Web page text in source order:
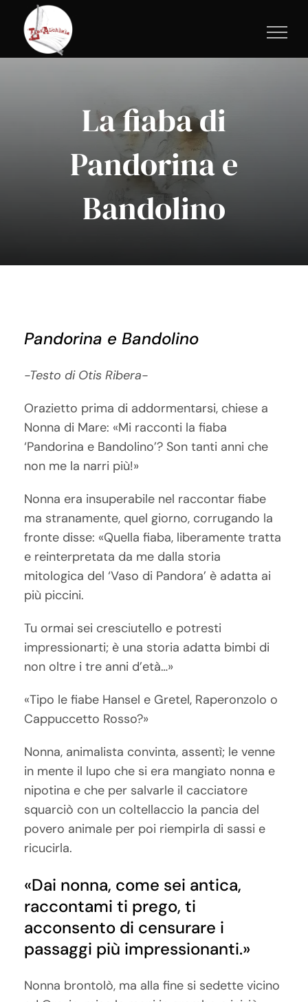
contenuto
La fiaba di
Pandorina e
Bandolino
Pandorina e Bandolino
-Testo di Otis Ribera-
Orazietto prima di addormentarsi, chiese a
Nonna di Mare: «Mi racconti la fiaba
‘Pandorina e Bandolino’? Son tanti anni che
non me la narri più!»
Nonna era insuperabile nel raccontar fiabe
ma stranamente, quel giorno, corrugando la
fronte disse: «Quella fiaba, liberamente tratta
e reinterpretata da me dalla storia
mitologica del ‘Vaso di Pandora’ è adatta ai
più piccini.
Tu ormai sei cresciutello e potresti
impressionarti; è una storia adatta bimbi di
non oltre i tre anni d’età…»
«Tipo le fiabe Hansel e Gretel, Raperonzolo o
Cappuccetto Rosso?»
Nonna, animalista convinta, assentì; le venne
in mente il lupo che si era mangiato nonna e
nipotina e che per salvarle il cacciatore
squarciò con un coltellaccio la pancia del
povero animale per poi riempirla di sassi e
ricucirla.
«Dai nonna, come sei antica,
raccontami ti prego, ti
acconsento di censurare i
passaggi più impressionanti.»
Nonna brontolò, ma alla fine si sedette vicino